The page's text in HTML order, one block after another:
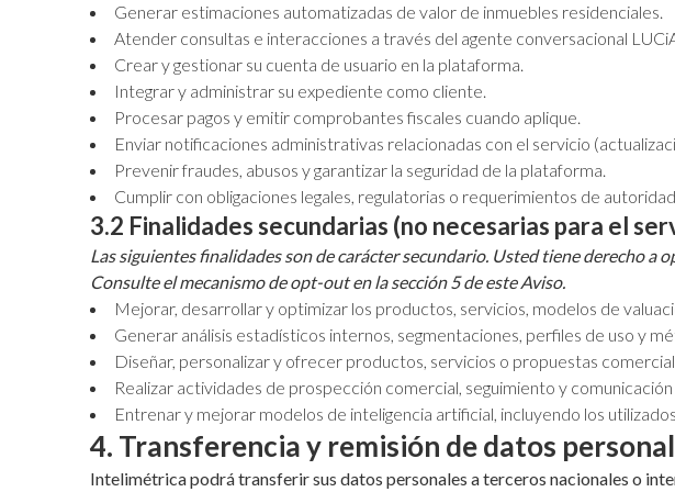
Generar estimaciones automatizadas de valor de inmuebles residenciales.
Atender consultas e interacciones a través del agente conversacional
Crear y gestionar su cuenta de usuario en la plataforma.
Integrar y administrar su expediente como cliente.
Procesar pagos y emitir comprobantes fiscales cuando aplique.
Enviar notificaciones administrativas relacionadas con el servicio
Prevenir fraudes, abusos y garantizar la seguridad de la plataforma.
Cumplir con obligaciones legales, regulatorias o requerimientos de
3.2 Finalidades secundarias (no necesarias para el
Las siguientes finalidades son de carácter secundario. Usted tiene derecho
Consulte el mecanismo de opt-out en la sección 5 de este Aviso.
Mejorar, desarrollar y optimizar los productos, servicios, modelos de
Generar análisis estadísticos internos, segmentaciones, perfiles de uso y
Diseñar, personalizar y ofrecer productos, servicios o propuestas
Realizar actividades de prospección comercial, seguimiento y
Entrenar y mejorar modelos de inteligencia artificial, incluyendo los
4. Transferencia y remisión de datos
Intelimétrica podrá transferir sus datos personales a terceros nacionales o